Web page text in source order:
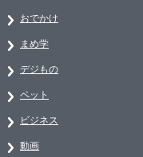
おでかけ
まめ学
デジもの
ペット
ビジネス
動画